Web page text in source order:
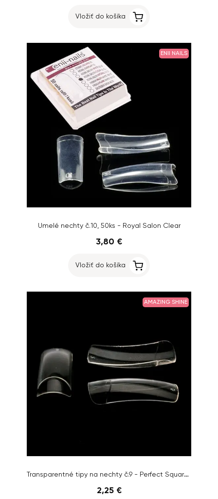
Vložiť do košíka
ENII NAILS
Umelé nechty č.10, 50ks - Royal Salon Clear
3,80 €
Vložiť do košíka
AMAZING SHINE
Transparentné tipy na nechty č.9 - Perfect Square, Clear, 50ks
2,25 €